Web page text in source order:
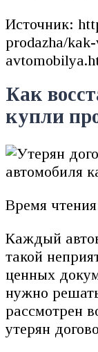
Источник:
prodazha/
Как
купли
Время
Каждый
такой
ценных
нужно
рассмотрен
утерян